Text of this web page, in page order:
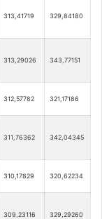
313,41719 329,84180
313,29026 343,77151
312,57782 321,17186
311,76362 342,04345
310,17829 320,62234
309,23116 329,29260